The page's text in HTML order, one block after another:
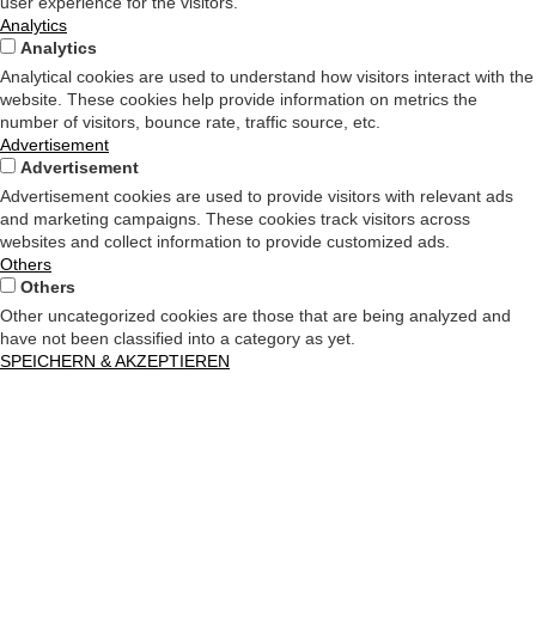
Analytics
Analytics
Analytical cookies are used to understand how visitors interact with the
website. These cookies help provide information on metrics the
number of visitors, bounce rate, traffic source, etc.
Advertisement
Advertisement
Advertisement cookies are used to provide visitors with relevant ads
and marketing campaigns. These cookies track visitors across
websites and collect information to provide customized ads.
Others
Others
Other uncategorized cookies are those that are being analyzed and
have not been classified into a category as yet.
SPEICHERN & AKZEPTIEREN